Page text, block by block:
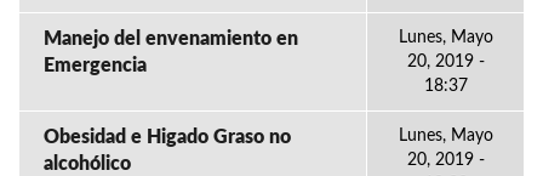
Manejo del envenamiento en
Emergencia
Lunes, Mayo
20, 2019 -
18:37
Obesidad e Higado Graso no
alcohólico
Lunes, Mayo
20, 2019 -